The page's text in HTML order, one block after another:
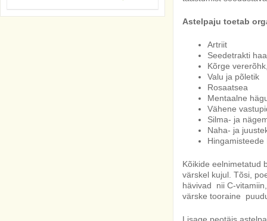
Astelpaju toetab
Artriit
Seedetrakti
Kõrge
Valu ja põletik
Rosaatsea
Mentaalne
Vähene
Silma- ja
Naha- ja
Hingamisteede
Kõikide eelnimetatud
värskel kujul. Tõsi,
hävivad nii C-
värske tooraine